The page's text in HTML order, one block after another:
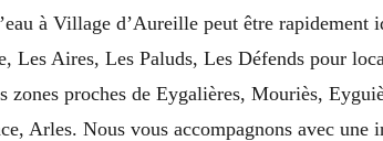
à Village d’Aureille peut être
Les Aires, Les Paluds, Les Défends pour
zones proches de Eygalières, Mouriès,
Arles. Nous vous accompagnons avec une